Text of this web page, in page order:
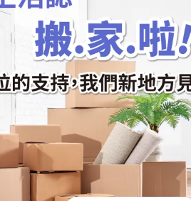
【 麥片女孩 yuansi 】Rude
Health 蜂蜜蘋果燕麥片 嚐過
一口得到好生活